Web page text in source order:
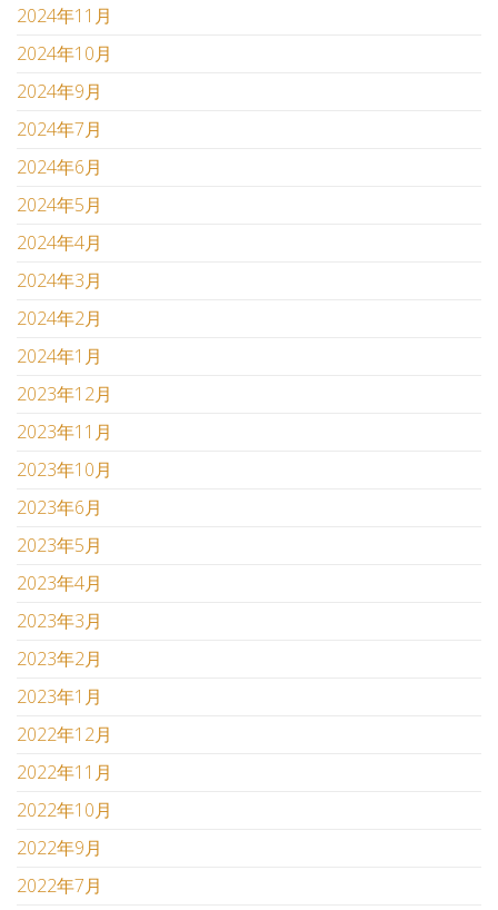
2024年11月
2024年10月
2024年9月
2024年7月
2024年6月
2024年5月
2024年4月
2024年3月
2024年2月
2024年1月
2023年12月
2023年11月
2023年10月
2023年6月
2023年5月
2023年4月
2023年3月
2023年2月
2023年1月
2022年12月
2022年11月
2022年10月
2022年9月
2022年7月